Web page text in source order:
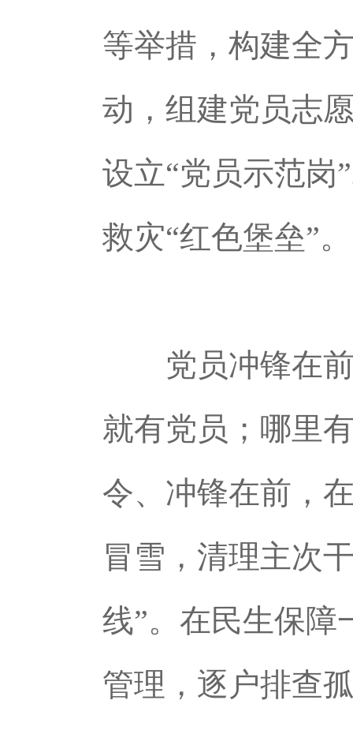
等举措，构建全
动，组建党员志
设立“党员示范岗
救灾“红色堡垒”。
党员冲锋在前
就有党员；哪里
令、冲锋在前，
冒雪，清理主次
线”。在民生保障
管理，逐户排查